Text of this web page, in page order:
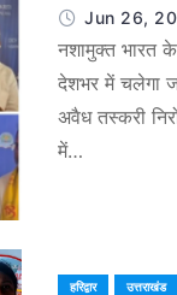
Jun 26,
नशामुक्त भारत
देशभर में चलेगा
अवैध तस्करी
में…
हरिद्वार उत्तराखंड